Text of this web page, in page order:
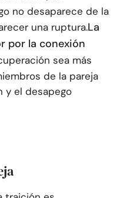
no desaparece de la
una ruptura.La
por la conexión
sea más
de la pareja
y el desapego